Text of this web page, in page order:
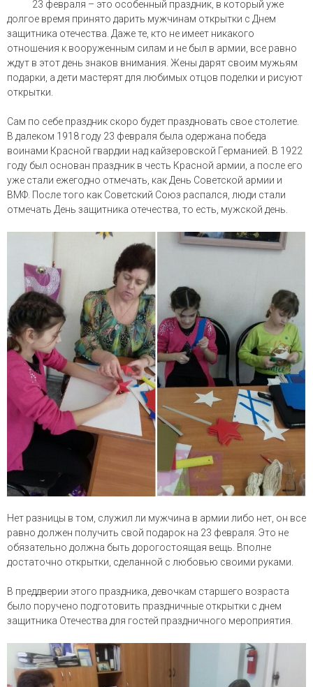
23 февраля – это особенный праздник, в который уже
долгое время принято дарить мужчинам открытки с Днем
защитника отечества. Даже те, кто не имеет никакого
отношения к вооруженным силам и не был в армии, все равно
ждут в этот день знаков внимания. Жены дарят своим мужьям
подарки, а дети мастерят для любимых отцов поделки и рисуют
открытки.
Сам по себе праздник скоро будет праздновать свое столетие.
В далеком 1918 году 23 февраля была одержана победа
воинами Красной гвардии над кайзеровской Германией. В 1922
году был основан праздник в честь Красной армии, а после его
уже стали ежегодно отмечать, как День Советской армии и
ВМФ. После того как Советский Союз распался, люди стали
отмечать День защитника отечества, то есть, мужской день.
Нет разницы в том, служил ли мужчина в армии либо нет, он все
равно должен получить свой подарок на 23 февраля . Это не
обязательно должна быть дорогостоящая вещь. Вполне
достаточно открытки, сделанной с любовью своими руками.
В преддверии этого праздника, девочкам старшего возраста
было поручено подготовить праздничные открытки с днем
защитника Отечества для гостей праздничного мероприятия.